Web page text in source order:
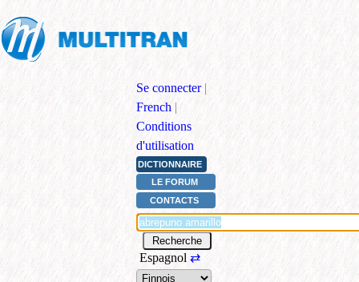
Se connecter |
French |
Conditions
d'utilisation
DICTIONNAIRE
LE FORUM
CONTACTS
Espagnol ⇄